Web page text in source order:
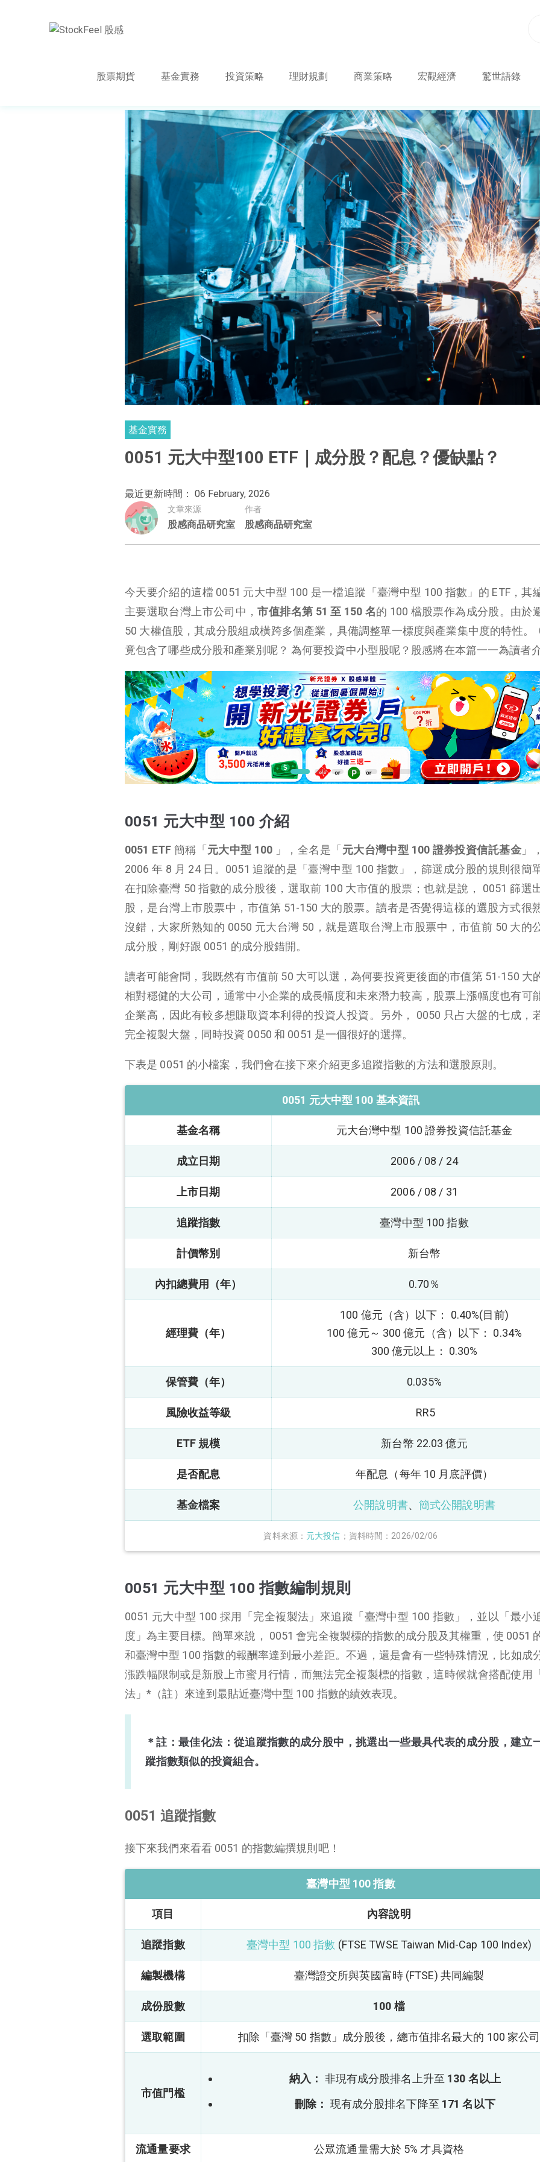
股票期貨 基金實務 投資策略 理財規劃 商業策略 宏觀經濟 驚世語錄
基金實務
0051 元大中型100 ETF｜成分股？配息？優缺點？
最近更新時間： 06 February, 2026
文章來源
股感商品研究室
作者
股感商品研究室
今天要介紹的這檔 0051 元大中型 100 是一檔追蹤「臺灣中型 100 指數」的 ETF，其
主要選取台灣上市公司中，市值排名第 51 至 150 名的 100 檔股票作為成分股。由於
50 大權值股，其成分股組成橫跨多個產業，具備調整單一標度與產業集中度的特性。
竟包含了哪些成分股和產業別呢？ 為何要投資中小型股呢？股感將在本篇一一為讀者
0051 元大中型 100 介紹
0051 ETF 簡稱「元大中型 100 」，全名是「元大台灣中型 100 證券投資信託基金 」
2006 年 8 月 24 日。0051 追蹤的是「臺灣中型 100 指數」，篩選成分股的規則很簡
在扣除臺灣 50 指數的成分股後，選取前 100 大市值的股票；也就是說， 0051 篩選
股，是台灣上市股票中，市值第 51-150 大的股票。讀者是否覺得這樣的選股方式很
沒錯，大家所熟知的 0050 元大台灣 50，就是選取台灣上市股票中，市值前 50 大的
成分股，剛好跟 0051 的成分股錯開。
讀者可能會問，我既然有市值前 50 大可以選，為何要投資更後面的市值第 51-150 大
相對穩健的大公司，通常中小企業的成長幅度和未來潛力較高，股票上漲幅度也有可
企業高，因此有較多想賺取資本利得的投資人投資。另外， 0050 只占大盤的七成，
完全複製大盤，同時投資 0050 和 0051 是一個很好的選擇。
下表是 0051 的小檔案，我們會在接下來介紹更多追蹤指數的方法和選股原則。
資料來源： 元大投信 ；資料時間：2026/02/06
0051 元大中型 100 基本資訊
基金名稱 元大台灣中型 100 證券投資信託基金
成立日期 2006 / 08 / 24
上市日期 2006 / 08 / 31
追蹤指數 臺灣中型 100 指數
計價幣別 新台幣
內扣總費用（年） 0.70％
經理費（年）
100 億元（含）以下： 0.40%(目前)
100 億元～ 300 億元（含）以下： 0.34%
300 億元以上： 0.30%
保管費（年） 0.035%
風險收益等級 RR5
ETF 規模 新台幣 22.03 億元
是否配息 年配息（每年 10 月底評價）
基金檔案 公開說明書、 簡式公開說明書
0051 元大中型 100 指數編制規則
0051 元大中型 100 採用「完全複製法」來追蹤「臺灣中型 100 指數」，並以「最小
度」為主要目標。簡單來說， 0051 會完全複製標的指數的成分股及其權重，使 0051
和臺灣中型 100 指數的報酬率達到最小差距。不過，還是會有一些特殊情況，比如成
漲跌幅限制或是新股上市蜜月行情，而無法完全複製標的指數，這時候就會搭配使用
法」*（註）來達到最貼近臺灣中型 100 指數的績效表現。
＊註：最佳化法：從追蹤指數的成分股中，挑選出一些最具代表的成分股，建立
蹤指數類似的投資組合。
0051 追蹤指數
接下來我們來看看 0051 的指數編撰規則吧！
臺灣中型 100 指數
項目 內容說明
追蹤指數 臺灣中型 100 指數 (FTSE TWSE Taiwan Mid-Cap 100 Index)
編製機構 臺灣證交所與英國富時 (FTSE) 共同編製
成份股數 100 檔
選取範圍 扣除「臺灣 50 指數」成分股後，總市值排名最大的 100 家公司
市值門檻
納入： 非現有成分股排名上升至 130 名以上
刪除： 現有成分股排名下降至 171 名以下
流通量要求 公眾流通量需大於 5% 才具資格